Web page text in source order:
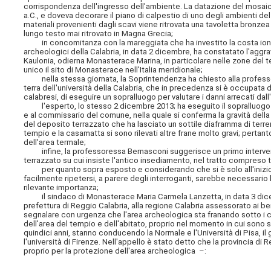
corrispondenza dell'ingresso dell'ambiente. La datazione del
a.C., e doveva decorare il piano di calpestio di uno degli ambienti
materiali provenienti dagli scavi viene ritrovata una tavoletta
lungo testo mai ritrovato in Magna Grecia;
in concomitanza con la mareggiata che ha investito la costa
archeologici della Calabria, in data 2 dicembre, ha constatato
Kaulonia, odierna Monasterace Marina, in particolare nelle zone
unico il sito di Monasterace nell'Italia meridionale;
nella stessa giornata, la Soprintendenza ha chiesto alla
terra dell'università della Calabria, che in precedenza si è
calabresi, di eseguire un sopralluogo per valutare i danni arrecati
l'esperto, lo stesso 2 dicembre 2013; ha eseguito il sopralluogo
e al commissario del comune, nella quale si conferma la gravità
del deposito terrazzato che ha lasciato un sottile diaframma di
tempio e la casamatta si sono rilevati altre frane molto gravi;
dell'area termale;
infine, la professoressa Bernasconi suggerisce un primo
terrazzato su cui insiste l'antico insediamento, nel tratto compreso
per quanto sopra esposto e considerando che si è solo
facilmente ripetersi, a parere degli interroganti, sarebbe
rilevante importanza;
il sindaco di Monasterace Maria Carmela Lanzetta, in data 3
prefettura di Reggio Calabria, alla regione Calabria assessorato ai
segnalare con urgenza che l'area archeologica sta franando sotto
dell'area del tempio e dell'abitato, proprio nel momento in cui
quindici anni, stanno conducendo la Normale e l'Università di Pisa,
l'università di Firenze. Nell'appello è stato detto che la provincia di
proprio per la protezione dell'area archeologica –: